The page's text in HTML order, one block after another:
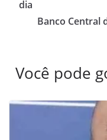
dia
Banco Central
Você pode